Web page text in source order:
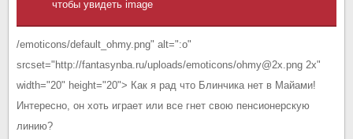
чтобы увидеть image
/emoticons/default_ohmy.png" alt=":o"
srcset="http://fantasynba.ru/uploads/emoticons/ohmy@2x.png 2x"
width="20" height="20"> Как я рад что Блинчика нет в Майами!
Интересно, он хоть играет или все гнет свою пенсионерскую
линию?